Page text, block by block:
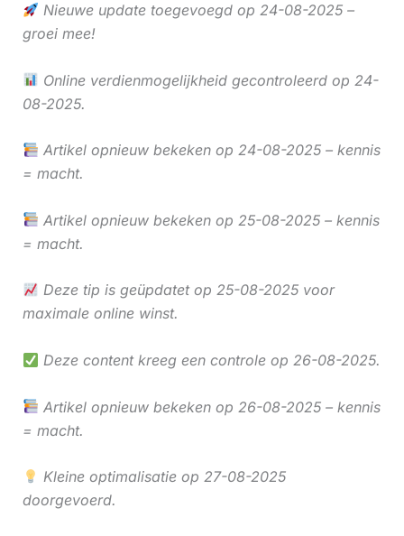
Nieuwe update toegevoegd op 24-08-2025 –
groei mee!
Online verdienmogelijkheid gecontroleerd op 24-
08-2025.
Artikel opnieuw bekeken op 24-08-2025 – kennis
= macht.
Artikel opnieuw bekeken op 25-08-2025 – kennis
= macht.
Deze tip is geüpdatet op 25-08-2025 voor
maximale online winst.
Deze content kreeg een controle op 26-08-2025.
Artikel opnieuw bekeken op 26-08-2025 – kennis
= macht.
Kleine optimalisatie op 27-08-2025
doorgevoerd.